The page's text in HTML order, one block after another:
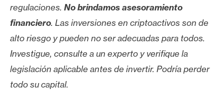
regulaciones. No brindamos asesoramiento
financiero. Las inversiones en criptoactivos son de
alto riesgo y pueden no ser adecuadas para todos.
Investigue, consulte a un experto y verifique la
legislación aplicable antes de invertir. Podría perder
todo su capital.